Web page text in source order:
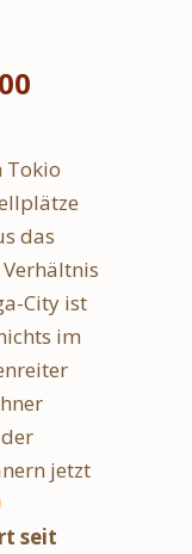
Tokio
das
City ist
im
jetzt
seit